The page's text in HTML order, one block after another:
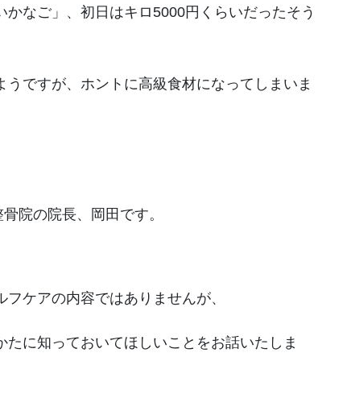
なご」、初日はキロ5000円くらいだったそう
ですが、ホントに高級食材になってしまいま
院の院長、岡田です。
ケアの内容ではありませんが、
に知っておいてほしいことをお話いたしま